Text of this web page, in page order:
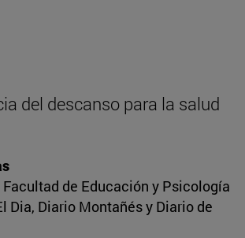
del descanso para la salud
de Educación y Psicología
Dia, Diario Montañés y Diario de